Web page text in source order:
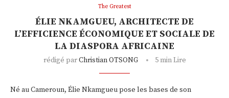
The Greatest
ÉLIE NKAMGUEU, ARCHITECTE DE
L’EFFICIENCE ÉCONOMIQUE ET SOCIALE DE
LA DIASPORA AFRICAINE
rédigé parChristian OTSONG 5 min Lire
Né au Cameroun, Élie Nkamgueu pose les bases de son